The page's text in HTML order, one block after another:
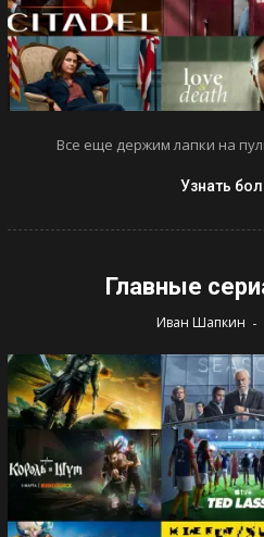
Все еще держим лапки на
Узнать
Главные
Иван Шапкин -